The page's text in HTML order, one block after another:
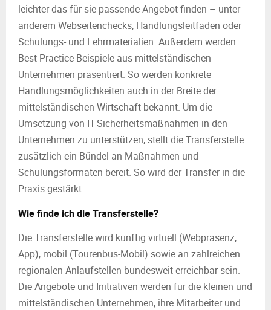
leichter das für sie passende Angebot finden – unter
anderem Webseitenchecks, Handlungsleitfäden oder
Schulungs- und Lehrmaterialien. Außerdem werden
Best Practice-Beispiele aus mittelständischen
Unternehmen präsentiert. So werden konkrete
Handlungsmöglichkeiten auch in der Breite der
mittelständischen Wirtschaft bekannt. Um die
Umsetzung von IT-Sicherheitsmaßnahmen in den
Unternehmen zu unterstützen, stellt die Transferstelle
zusätzlich ein Bündel an Maßnahmen und
Schulungsformaten bereit. So wird der Transfer in die
Praxis gestärkt.
Wie finde ich die Transferstelle?
Die Transferstelle wird künftig virtuell (Webpräsenz,
App), mobil (Tourenbus-Mobil) sowie an zahlreichen
regionalen Anlaufstellen bundesweit erreichbar sein.
Die Angebote und Initiativen werden für die kleinen und
mittelständischen Unternehmen, ihre Mitarbeiter und